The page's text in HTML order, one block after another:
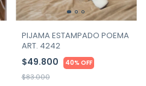
PIJAMA ESTAMPADO POEMA
ART. 4242
$49.800 40% OFF
$83.000